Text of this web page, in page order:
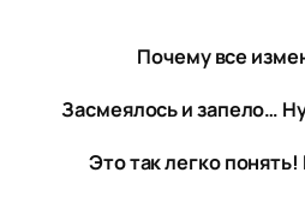
Почему все
Засмеялось и запело…
Это так легко